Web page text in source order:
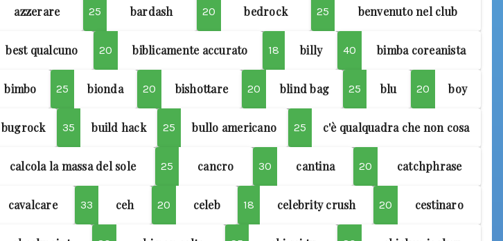
azzerare 25 bardash 20 bedrock 25 benvenuto nel club
best qualcuno 20 biblicamente accurato 18 billy 40 bimba coreanista
bimbo 25 bionda 20 bishottare 20 blind bag 25 blu 20 boy
bugrock 35 build hack 25 bullo americano 25 c'è qualquadra che non cosa
calcola la massa del sole 25 cancro 30 cantina 20 catchphrase
cavalcare 33 ceh 20 celeb 18 celebrity crush 20 cestinaro